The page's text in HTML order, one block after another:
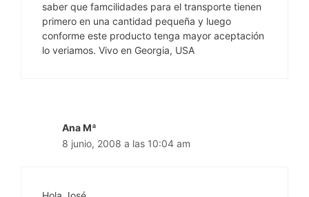
saber que famcilidades para el transporte tienen
primero en una cantidad pequeña y luego
conforme este producto tenga mayor aceptación
lo veriamos. Vivo en Georgia, USA
Ana Mª
8 junio, 2008 a las 10:04 am